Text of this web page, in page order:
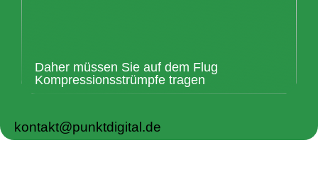
Daher müssen Sie auf dem Flug
Kompressionsstrümpfe tragen
kontakt@punktdigital.de